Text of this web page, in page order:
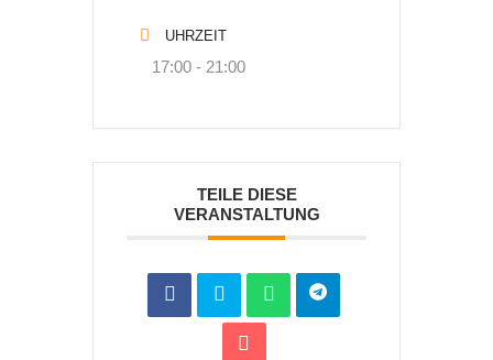
UHRZEIT
17:00 - 21:00
TEILE DIESE
VERANSTALTUNG